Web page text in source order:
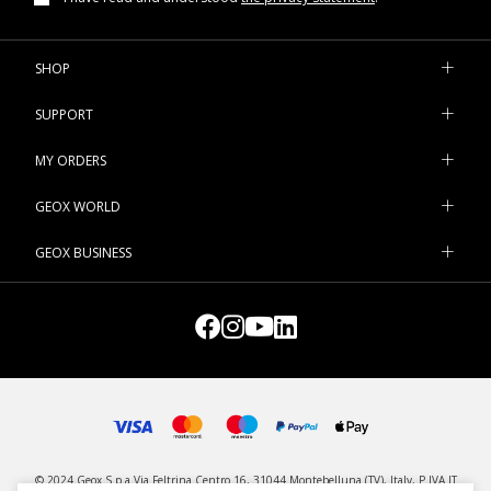
SHOP
SUPPORT
MY ORDERS
GEOX WORLD
GEOX BUSINESS
© 2024 Geox S.p.a Via Feltrina Centro 16, 31044 Montebelluna (TV), Italy, P.IVA IT